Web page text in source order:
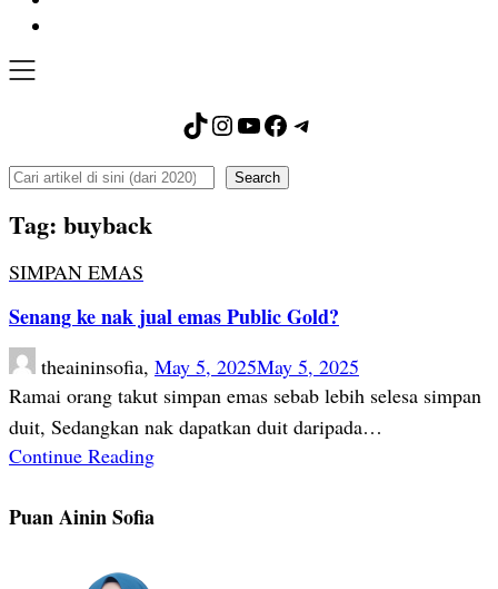
TikTok
Instagram
YouTube
Facebook
Telegram
Search Search
Tag: buyback
SIMPAN EMAS
Senang ke nak jual emas Public Gold?
theaininsofia, May 5, 2025May 5, 2025
Ramai orang takut simpan emas sebab lebih selesa simpan
duit, Sedangkan nak dapatkan duit daripada…
Continue Reading
Puan Ainin Sofia